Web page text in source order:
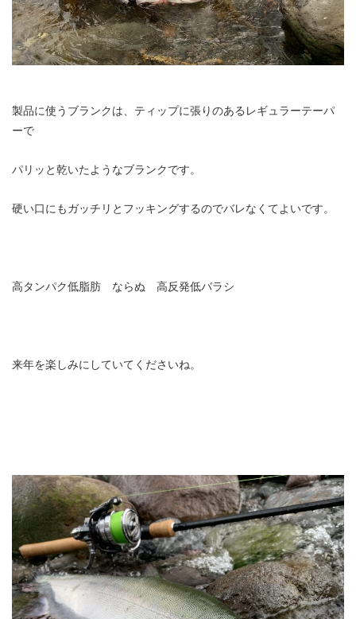
製品に使うブランクは、ティップに張りのあるレギュラーテーパ
ーで
パリッと乾いたようなブランクです。
硬い口にもガッチリとフッキングするのでバレなくてよいです。
高タンパク低脂肪 ならぬ 高反発低バラシ
来年を楽しみにしていてくださいね。